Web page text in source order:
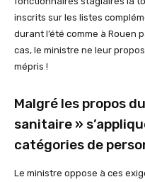
inscrits sur les listes
durant l’été comme à Rouen
cas, le ministre ne leur
mépris !
Malgré les propos
sanitaire »
catégories de
Le ministre oppose à ces